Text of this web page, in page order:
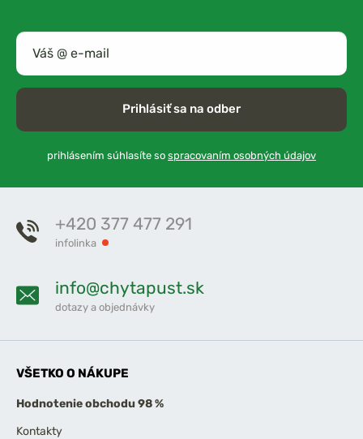
Prihlásiť sa na odber
prihlásením súhlasíte so spracovaním osobných údajov
+420 377 477 291
infolinka
info@chytapust.sk
dotazy a objednávky
VŠETKO O NÁKUPE
Hodnotenie obchodu 98 %
Kontakty